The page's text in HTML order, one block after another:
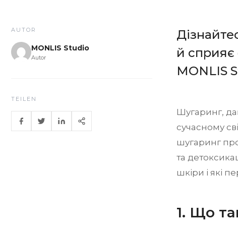
AUTOR
MONLIS Studio
Autor
TEILEN
й сприяє
MONLIS
Шугаринг,
сучасному
шугаринг
та
шкіри і які
1. Що